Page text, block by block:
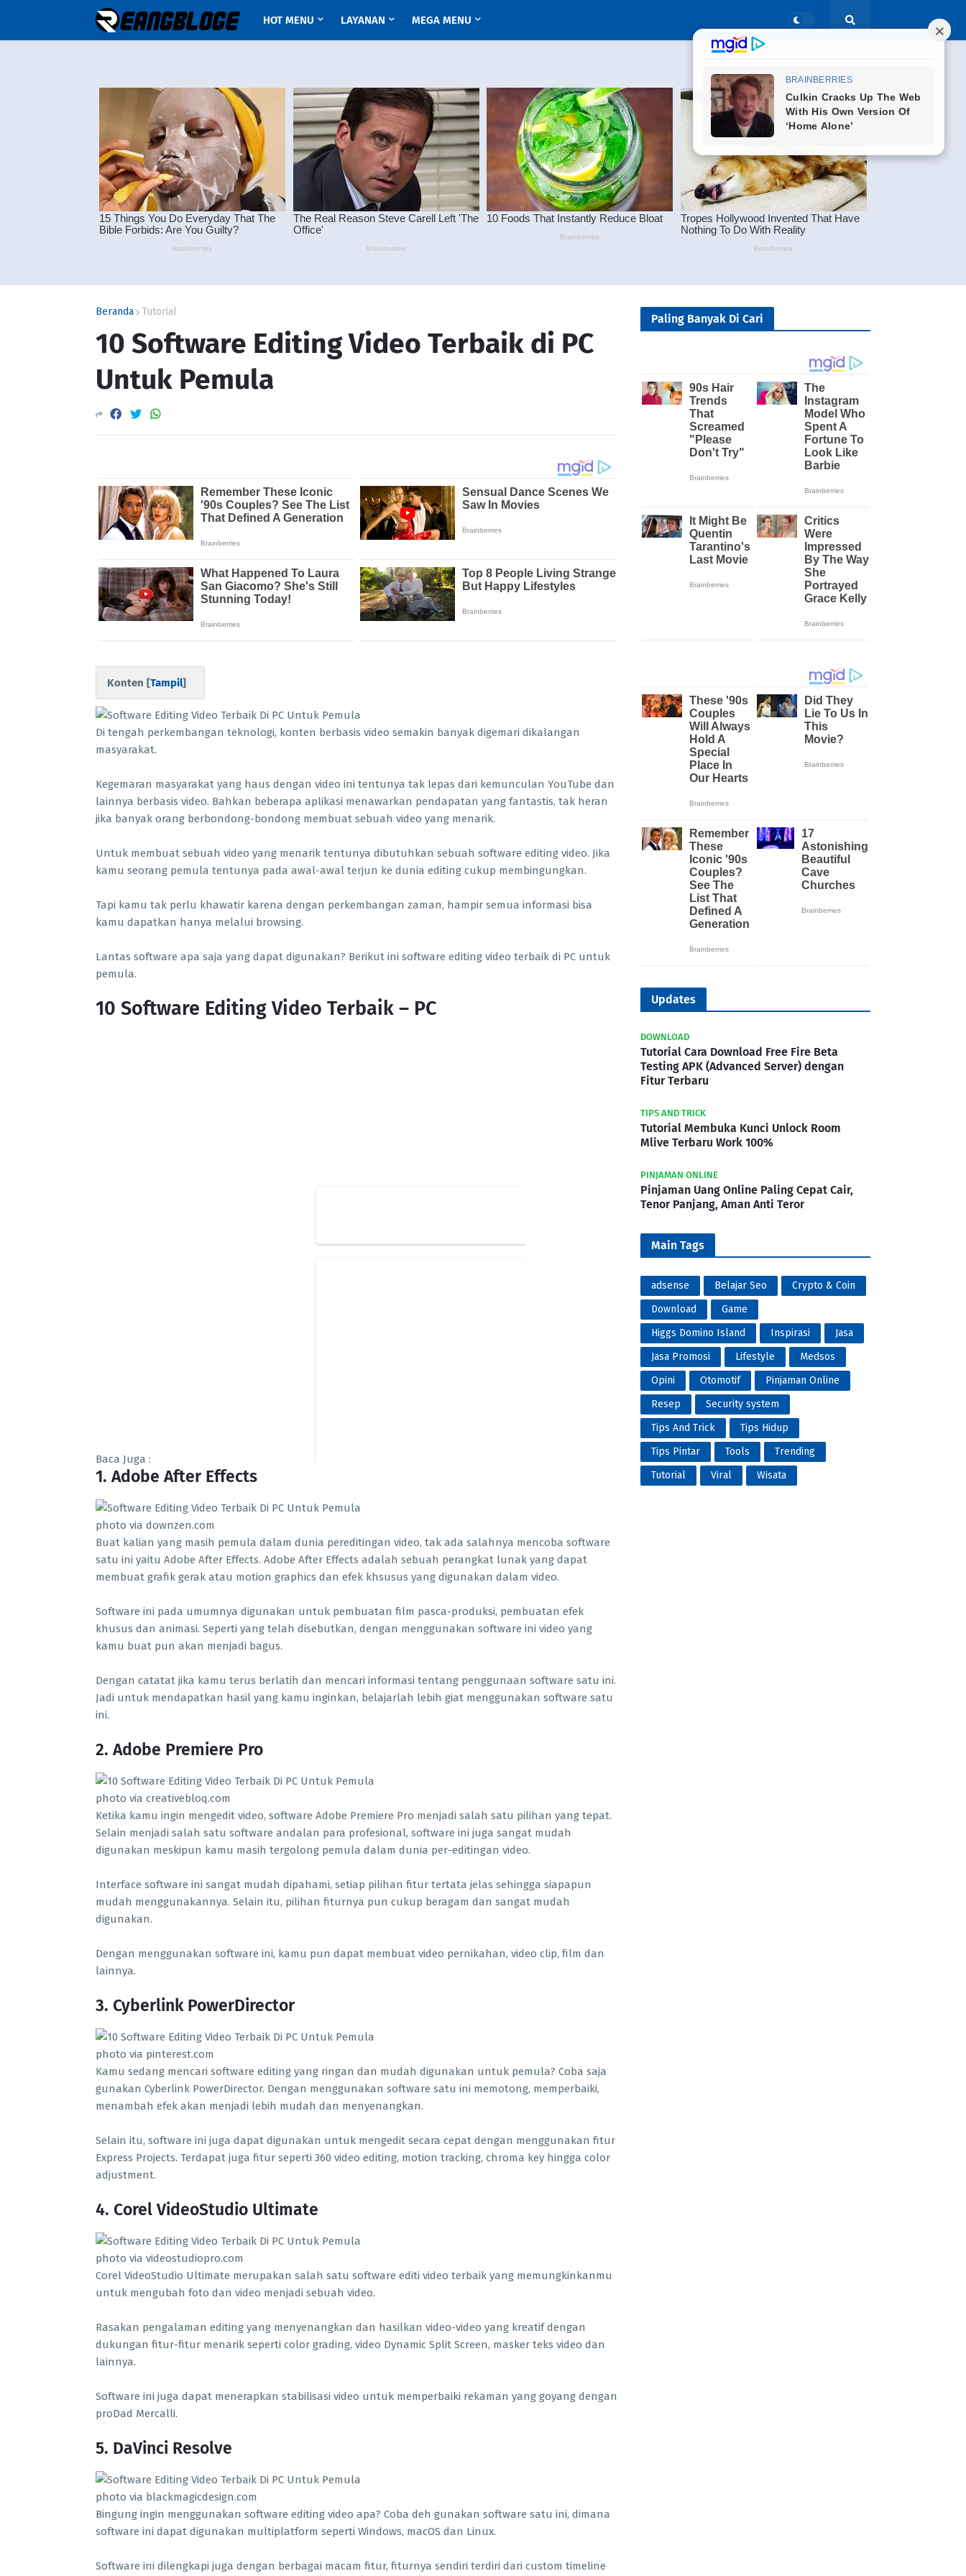
HOT MENU LAYANAN MEGA MENU
Beranda Tutorial
10 Software Editing Video Terbaik di PC
Untuk Pemula
Konten [Tampil]
Di tengah perkembangan teknologi, konten berbasis video semakin banyak digemari dikalangan
masyarakat.
Kegemaran masyarakat yang haus dengan video ini tentunya tak lepas dari kemunculan YouTube dan
lainnya berbasis video. Bahkan beberapa aplikasi menawarkan pendapatan yang fantastis, tak heran
jika banyak orang berbondong-bondong membuat sebuah video yang menarik.
Untuk membuat sebuah video yang menarik tentunya dibutuhkan sebuah software editing video. Jika
kamu seorang pemula tentunya pada awal-awal terjun ke dunia editing cukup membingungkan.
Tapi kamu tak perlu khawatir karena dengan perkembangan zaman, hampir semua informasi bisa
kamu dapatkan hanya melalui browsing.
Lantas software apa saja yang dapat digunakan? Berikut ini software editing video terbaik di PC untuk
pemula.
10 Software Editing Video Terbaik – PC
Baca Juga :
1. Adobe After Effects
photo via downzen.com
Buat kalian yang masih pemula dalam dunia pereditingan video, tak ada salahnya mencoba software
satu ini yaitu Adobe After Effects. Adobe After Effects adalah sebuah perangkat lunak yang dapat
membuat grafik gerak atau motion graphics dan efek khsusus yang digunakan dalam video.
Software ini pada umumnya digunakan untuk pembuatan film pasca-produksi, pembuatan efek
khusus dan animasi. Seperti yang telah disebutkan, dengan menggunakan software ini video yang
kamu buat pun akan menjadi bagus.
Dengan catatat jika kamu terus berlatih dan mencari informasi tentang penggunaan software satu ini.
Jadi untuk mendapatkan hasil yang kamu inginkan, belajarlah lebih giat menggunakan software satu
ini.
2. Adobe Premiere Pro
photo via creativebloq.com
Ketika kamu ingin mengedit video, software Adobe Premiere Pro menjadi salah satu pilihan yang tepat.
Selain menjadi salah satu software andalan para profesional, software ini juga sangat mudah
digunakan meskipun kamu masih tergolong pemula dalam dunia per-editingan video.
Interface software ini sangat mudah dipahami, setiap pilihan fitur tertata jelas sehingga siapapun
mudah menggunakannya. Selain itu, pilihan fiturnya pun cukup beragam dan sangat mudah
digunakan.
Dengan menggunakan software ini, kamu pun dapat membuat video pernikahan, video clip, film dan
lainnya.
3. Cyberlink PowerDirector
photo via pinterest.com
Kamu sedang mencari software editing yang ringan dan mudah digunakan untuk pemula? Coba saja
gunakan Cyberlink PowerDirector. Dengan menggunakan software satu ini memotong, memperbaiki,
menambah efek akan menjadi lebih mudah dan menyenangkan.
Selain itu, software ini juga dapat digunakan untuk mengedit secara cepat dengan menggunakan fitur
Express Projects. Terdapat juga fitur seperti 360 video editing, motion tracking, chroma key hingga color
adjustment.
4. Corel VideoStudio Ultimate
photo via videostudiopro.com
Corel VideoStudio Ultimate merupakan salah satu software editi video terbaik yang memungkinkanmu
untuk mengubah foto dan video menjadi sebuah video.
Rasakan pengalaman editing yang menyenangkan dan hasilkan video-video yang kreatif dengan
dukungan fitur-fitur menarik seperti color grading, video Dynamic Split Screen, masker teks video dan
lainnya.
Software ini juga dapat menerapkan stabilisasi video untuk memperbaiki rekaman yang goyang dengan
proDad Mercalli.
5. DaVinci Resolve
photo via blackmagicdesign.com
Bingung ingin menggunakan software editing video apa? Coba deh gunakan software satu ini, dimana
software ini dapat digunakan multiplatform seperti Windows, macOS dan Linux.
Software ini dilengkapi juga dengan berbagai macam fitur, fiturnya sendiri terdiri dari custom timeline
Paling Banyak Di Cari
Updates
DOWNLOAD
Tutorial Cara Download Free Fire Beta
Testing APK (Advanced Server) dengan
Fitur Terbaru
TIPS AND TRICK
Tutorial Membuka Kunci Unlock Room
Mlive Terbaru Work 100%
PINJAMAN ONLINE
Pinjaman Uang Online Paling Cepat Cair,
Tenor Panjang, Aman Anti Teror
Main Tags
adsense Belajar Seo
Crypto & Coin
Download
Game
Higgs Domino Island
Inspirasi
Jasa
Jasa Promosi
Lifestyle
Medsos
Opini
Otomotif
Pinjaman Online
Resep
Security system
Tips And Trick
Tips Hidup
Tips Pintar
Tools
Trending
Tutorial
Viral Wisata